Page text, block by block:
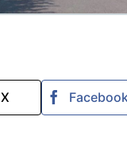
X